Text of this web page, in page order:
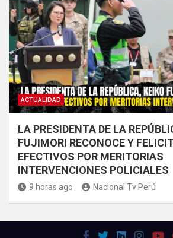
ACTUALIDAD
LA PRESIDENTA DE LA
FUJIMORI RECONOCE Y
EFECTIVOS POR MERITORIAS
INTERVENCIONES POLICIALES
9 horas ago Nacional Tv Perú